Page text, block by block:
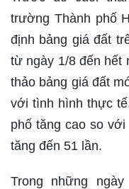
trường Thành phố
định bảng giá đất
từ ngày 1/8 đến hết
thảo bảng giá đất
với tình hình thực
phố tăng cao so
tăng đến 51 lần.
Trong những